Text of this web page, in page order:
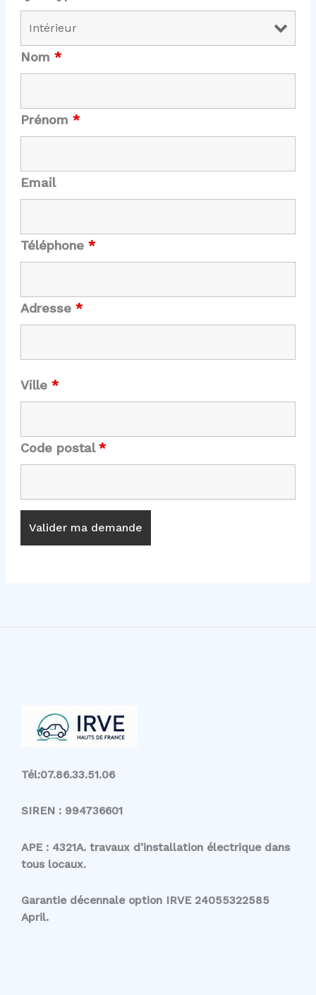
Nom *
Prénom *
Email
Téléphone *
Adresse *
Ville *
Code postal*
Tél:07.86.33.51.06
SIREN : 994736601
APE : 4321A. travaux d’installation électrique dans
tous locaux.
Garantie décennale option IRVE 24055322585
April.